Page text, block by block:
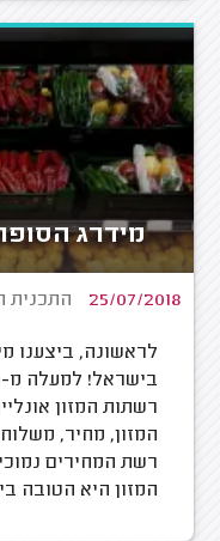
מידרג הסופרים
25/07/2018 התכנית
לראשונה, ביצענו
רשתות המזון
המזון, מחיר,
רשת המחירים
המזון היא הטובה